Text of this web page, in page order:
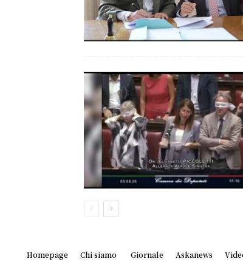
Homepage Chi siamo Giornale Askanews